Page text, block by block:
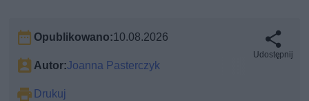
Opublikowano:10.08.2026
Autor:Joanna Pasterczyk
Drukuj
Udostępnij